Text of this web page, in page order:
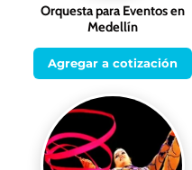
Orquesta para Eventos en
Medellín
Agregar a cotización